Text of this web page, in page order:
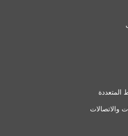
المتعددة
والاتصالات